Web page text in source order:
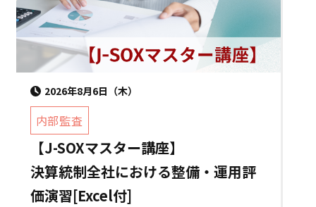
2026年8月6日（木）
内部監査
【J-SOXマスター講座】
決算統制全社における整備・運用評
価演習[Excel付]